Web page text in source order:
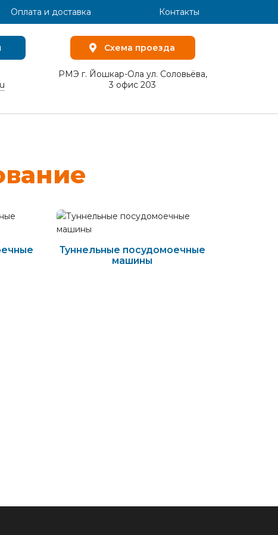
Оплата и доставка Контакты
Схема проезда
РМЭ г. Йошкар-Ола ул. Соловьёва,
3 офис 203
Туннельные посудомоечные
машины